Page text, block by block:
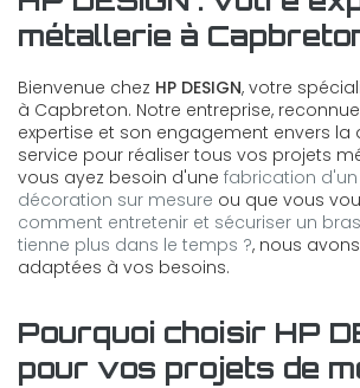
métallerie à
Bienvenue chez HP DESIGN, votre
à Capbreton. Notre entreprise,
expertise et son engagement envers la
service pour réaliser tous vos projets
vous ayez besoin d'une fabrication
décoration sur mesure ou que vous
comment entretenir et sécuriser un
tienne plus dans le temps ?, nous
adaptées à vos besoins.
Pourquoi choisir HP
pour vos projets de